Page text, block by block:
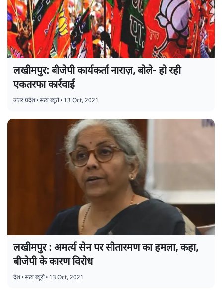
लखीमपुर: बीजेपी कार्यकर्ता नाराज़, बोले- हो रही
एकतरफा कार्रवाई
उत्तर प्रदेश•सत्य ब्यूरो• 13 Oct, 2021
लखीमपुर : अमर्त्य सेन पर सीतारमण का हमला, कहा,
बीजेपी के कारण विरोध
देश•सत्य ब्यूरो• 13 Oct, 2021